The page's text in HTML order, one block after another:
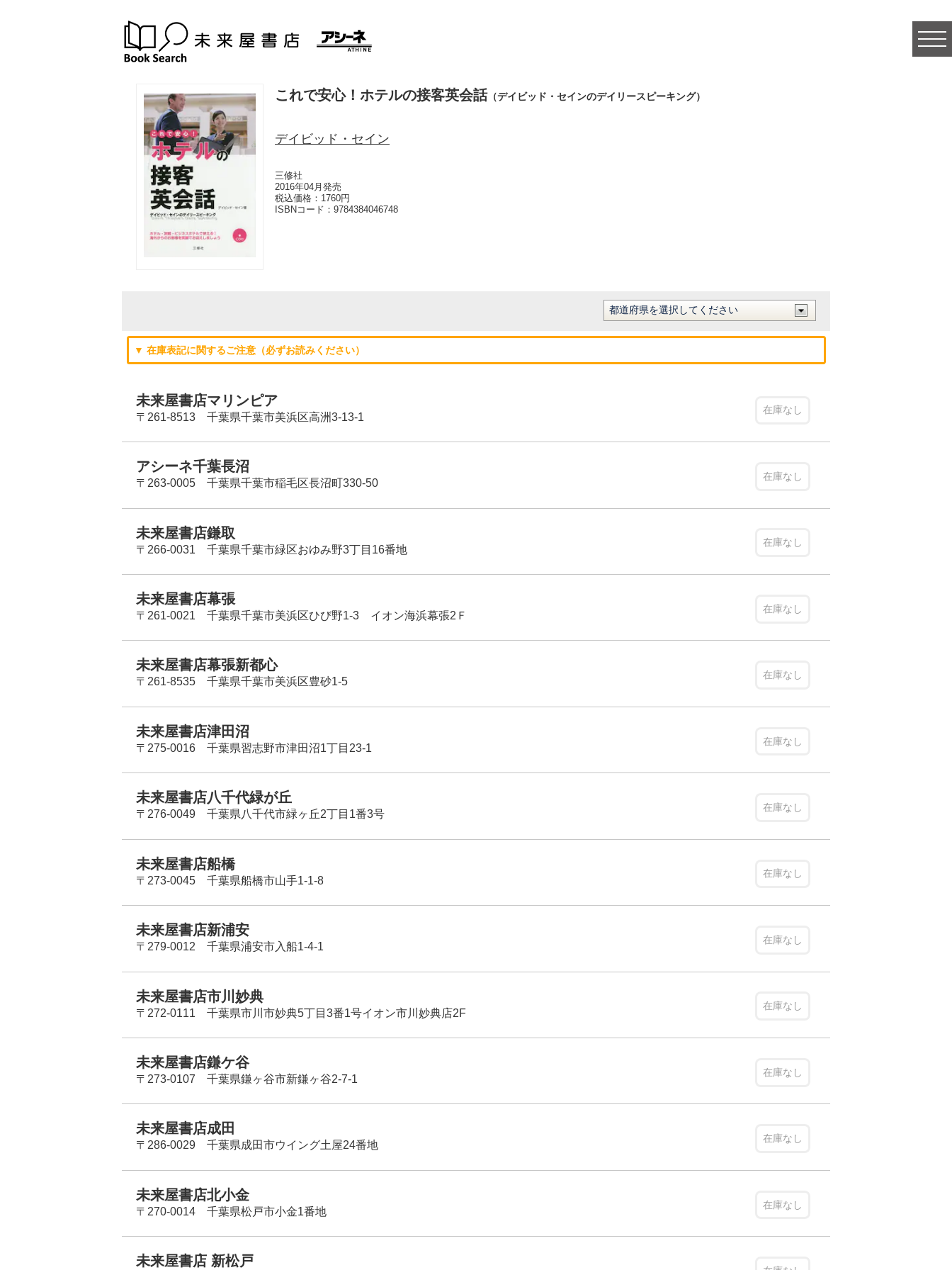
これで安心！ホテルの接客英会話（デイビッド・セインのデイリースピーキング）
デイビッド・セイン
三修社
2016年04月発売
税込価格：1760円
ISBNコード： 9784384046748
▼ 在庫表記に関するご注意（必ずお読みください）
未来屋書店マリンピア
〒261-8513 千葉県千葉市美浜区高洲3-13-1
在庫なし
アシーネ千葉長沼
〒263-0005 千葉県千葉市稲毛区長沼町330-50
在庫なし
未来屋書店鎌取
〒266-0031 千葉県千葉市緑区おゆみ野3丁目16番地
在庫なし
未来屋書店幕張
〒261-0021 千葉県千葉市美浜区ひび野1-3 イオン海浜幕張2Ｆ
在庫なし
未来屋書店幕張新都心
〒261-8535 千葉県千葉市美浜区豊砂1-5
在庫なし
未来屋書店津田沼
〒275-0016 千葉県習志野市津田沼1丁目23-1
在庫なし
未来屋書店八千代緑が丘
〒276-0049 千葉県八千代市緑ヶ丘2丁目1番3号
在庫なし
未来屋書店船橋
〒273-0045 千葉県船橋市山手1-1-8
在庫なし
未来屋書店新浦安
〒279-0012 千葉県浦安市入船1-4-1
在庫なし
未来屋書店市川妙典
〒272-0111 千葉県市川市妙典5丁目3番1号イオン市川妙典店2F
在庫なし
未来屋書店鎌ケ谷
〒273-0107 千葉県鎌ヶ谷市新鎌ヶ谷2-7-1
在庫なし
未来屋書店成田
〒286-0029 千葉県成田市ウイング土屋24番地
在庫なし
未来屋書店北小金
〒270-0014 千葉県松戸市小金1番地
在庫なし
未来屋書店 新松戸